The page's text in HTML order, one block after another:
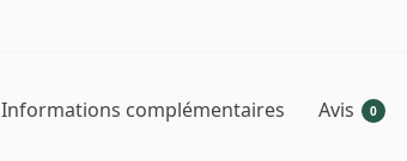
Informations complémentaires Avis 0